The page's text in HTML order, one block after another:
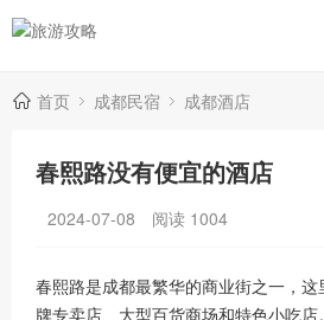
首页 成都民宿 成都酒店
春熙路没有便宜的酒店
2024-07-08 阅读 1004
春熙路是成都最繁华的商业街之一，
牌专卖店、大型百货商场和特色小吃